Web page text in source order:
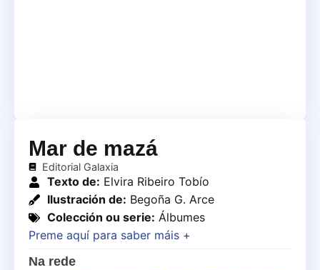
Mar de mazá
Editorial Galaxia
Texto de: Elvira Ribeiro Tobío
Ilustración de: Begoña G. Arce
Colección ou serie: Álbumes
Preme aquí para saber máis +
Na rede